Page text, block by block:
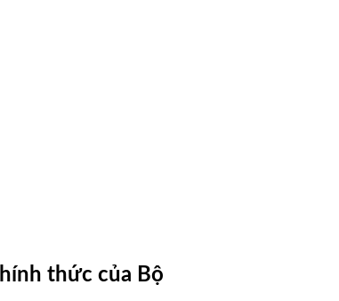
thức của Bộ